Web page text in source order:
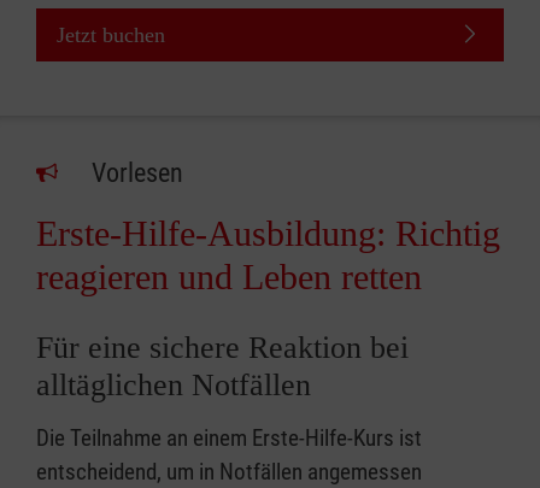
Jetzt buchen
Vorlesen
Erste-Hilfe-Ausbildung: Richtig
reagieren und Leben retten
Für eine sichere Reaktion bei
alltäglichen Notfällen
Die Teilnahme an einem Erste-Hilfe-Kurs ist
entscheidend, um in Notfällen angemessen